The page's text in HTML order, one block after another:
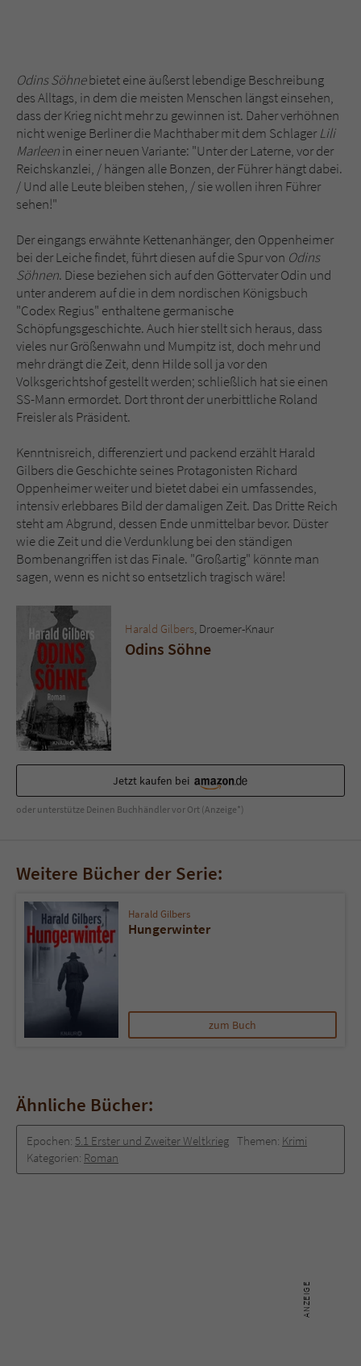
Odins Söhnebietet eine äußerst lebendige Beschreibung
des Alltags, in dem die meisten Menschen längst einsehen,
dass der Krieg nicht mehr zu gewinnen ist. Daher verhöhnen
nicht wenige Berliner die Machthaber mit dem SchlagerLili
Marleenin einer neuen Variante: "Unter der Laterne, vor der
Reichskanzlei, / hängen alle Bonzen, der Führer hängt dabei.
/ Und alle Leute bleiben stehen, / sie wollen ihren Führer
sehen!"
Der eingangs erwähnte Kettenanhänger, den Oppenheimer
bei der Leiche findet, führt diesen auf die Spur von Odins
Söhnen. Diese beziehen sich auf den Göttervater Odin und
unter anderem auf die in dem nordischen Königsbuch
"Codex Regius" enthaltene germanische
Schöpfungsgeschichte. Auch hier stellt sich heraus, dass
vieles nur Größenwahn und Mumpitz ist, doch mehr und
mehr drängt die Zeit, denn Hilde soll ja vor den
Volksgerichtshof gestellt werden; schließlich hat sie einen
SS-Mann ermordet. Dort thront der unerbittliche Roland
Freisler als Präsident.
Kenntnisreich, differenziert und packend erzählt Harald
Gilbers die Geschichte seines Protagonisten Richard
Oppenheimer weiter und bietet dabei ein umfassendes,
intensiv erlebbares Bild der damaligen Zeit. Das Dritte Reich
steht am Abgrund, dessen Ende unmittelbar bevor. Düster
wie die Zeit und die Verdunklung bei den ständigen
Bombenangriffen ist das Finale. "Großartig" könnte man
sagen, wenn es nicht so entsetzlich tragisch wäre!
Harald Gilbers, Droemer-Knaur
Odins Söhne
Jetzt kaufen bei
oder unterstütze Deinen Buchhändler vor Ort (Anzeige*)
Weitere Bücher der Serie:
Harald Gilbers
Hungerwinter
zum Buch
Ähnliche Bücher:
Epochen: 5.1 Erster und Zweiter Weltkrieg Themen: Krimi
Kategorien: Roman